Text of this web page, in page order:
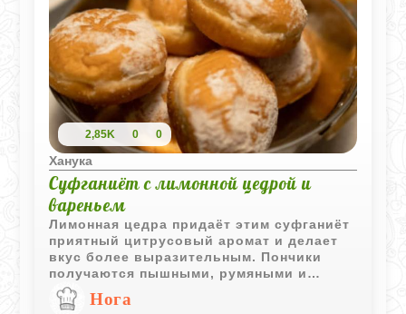
2,85K 0 0
Ханука
Суфганиёт с лимонной цедрой и
вареньем
Лимонная цедра придаёт этим суфганиёт
приятный цитрусовый аромат и делает
вкус более выразительным. Пончики
получаются пышными, румяными и
прекрасно сочетаются с любой
фруктовой начинкой.
Нога